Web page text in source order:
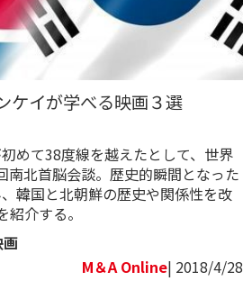
ケイが学べる映画３選
めて38度線を越えたとして、世界
南北首脳会談。歴史的瞬間となった
韓国と北朝鮮の歴史や関係性を改
介する。
M＆A Online| 2018/4/28